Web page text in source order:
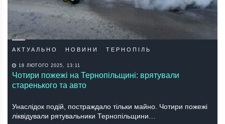
АКТУАЛЬНО НОВИНИ ТЕРНОПІЛЬ
18 ЛЮТОГО 2025, 13:11
Чотири пожежі на Тернопільщині: врятували
старенького та авто
Унаслідок подій, постраждало тільки майно. Чотири пожежі
ліквідували рятувальники Тернопільщини…